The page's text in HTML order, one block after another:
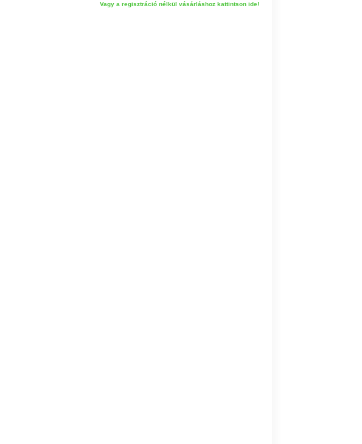
Vagy a regisztráció nélkül vásárláshoz kattintson ide!